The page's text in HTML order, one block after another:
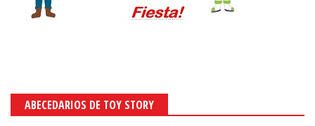
ABECEDARIOS DE TOY STORY